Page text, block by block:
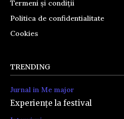
Termeni și condiții
Politica de confidentialitate
Cookies
TRENDING
Jurnal in Me major
Experiențe la festival